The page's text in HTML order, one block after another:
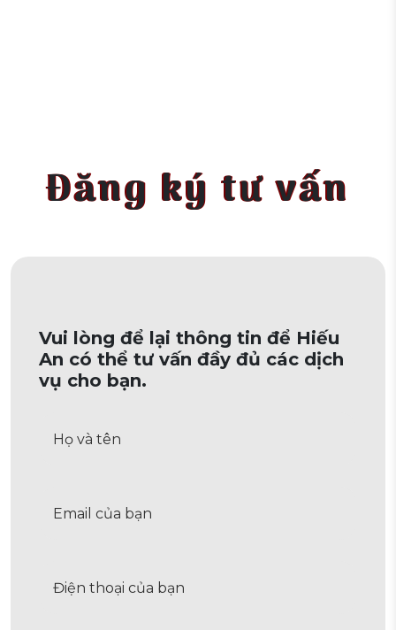
Đăng ký tư vấn
Vui lòng để lại thông tin để Hiếu
An có thể tư vấn đầy đủ các dịch
vụ cho bạn.